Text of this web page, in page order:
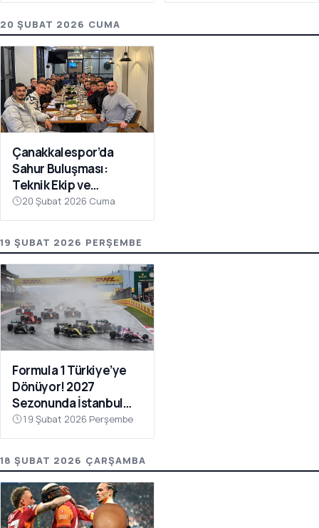
20 ŞUBAT 2026 CUMA
Çanakkalespor’da
Sahur Buluşması:
Teknik Ekip ve
Futbolcular Aynı
Sofrada
20 Şubat 2026 Cuma
19 ŞUBAT 2026 PERŞEMBE
Formula 1 Türkiye’ye
Dönüyor! 2027
Sezonunda İstanbul
Park Takvimde
19 Şubat 2026 Perşembe
18 ŞUBAT 2026 ÇARŞAMBA